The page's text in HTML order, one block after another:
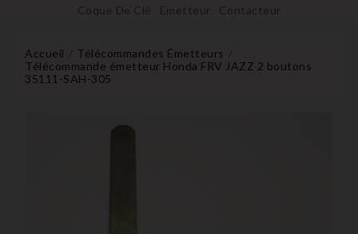
Coque De Clé
Emetteur Contacteur
Accueil
Télécommandes Émetteurs
Télécommande émetteur Honda FRV JAZZ 2 boutons
35111-SAH-305